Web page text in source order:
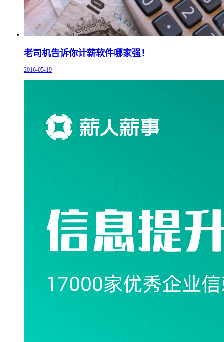
老司机告诉你计薪软件哪家强！
2016-05-19